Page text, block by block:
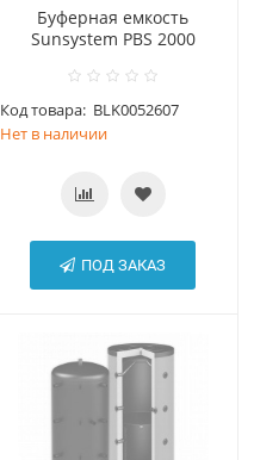
Буферная емкость
Sunsystem PBS 2000
Код товара: BLK0052607
Нет в наличии
ПОД ЗАКАЗ